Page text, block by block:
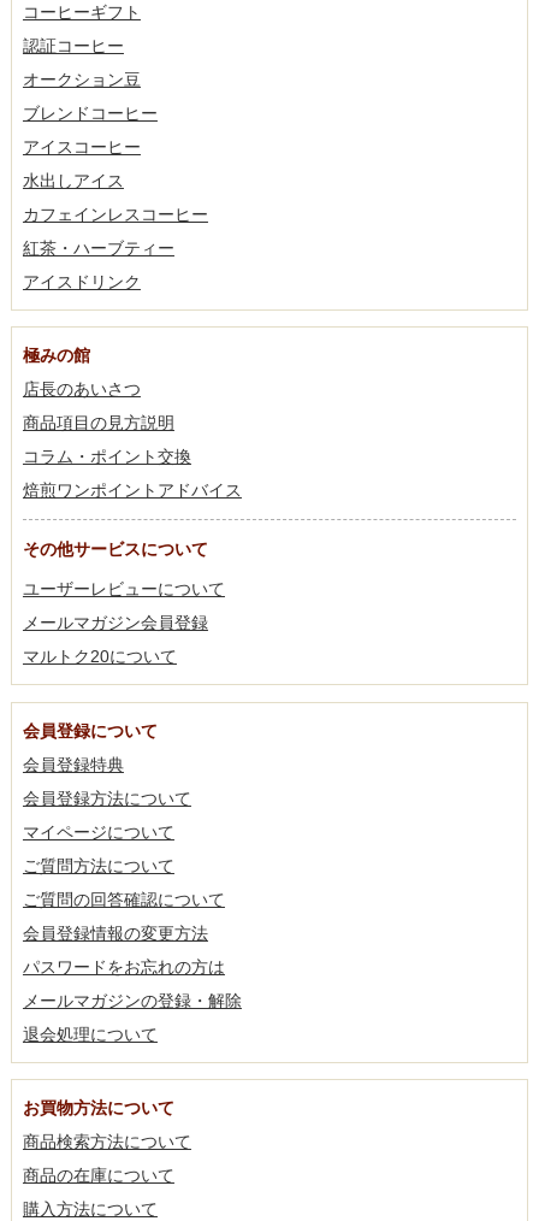
コーヒーギフト
認証コーヒー
オークション豆
ブレンドコーヒー
アイスコーヒー
水出しアイス
カフェインレスコーヒー
紅茶・ハーブティー
アイスドリンク
極みの館
店長のあいさつ
商品項目の見方説明
コラム・ポイント交換
焙煎ワンポイントアドバイス
その他サービスについて
ユーザーレビューについて
メールマガジン会員登録
マルトク20について
会員登録について
会員登録特典
会員登録方法について
マイページについて
ご質問方法について
ご質問の回答確認について
会員登録情報の変更方法
パスワードをお忘れの方は
メールマガジンの登録・解除
退会処理について
お買物方法について
商品検索方法について
商品の在庫について
購入方法について